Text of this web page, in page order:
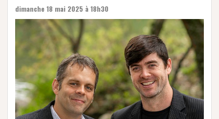
dimanche 18 mai 2025 à18h30